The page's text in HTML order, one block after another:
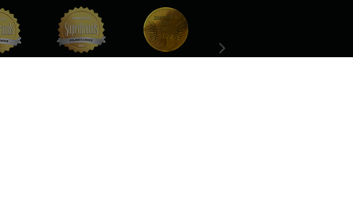
Superbrands
Konsumencki
Konsumencki
Top For